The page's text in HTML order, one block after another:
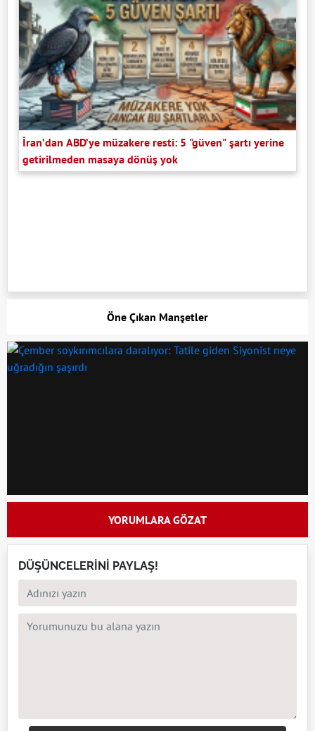
İran’dan ABD’ye müzakere resti: 5 "güven" şartı yerine
getirilmeden masaya dönüş yok
Öne Çıkan Manşetler
YORUMLARA GÖZAT
DÜŞÜNCELERİNİ PAYLAŞ!